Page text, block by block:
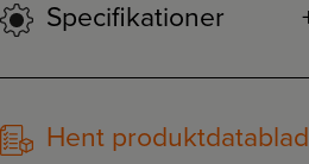
Specifikationer
Hent produktdatablad